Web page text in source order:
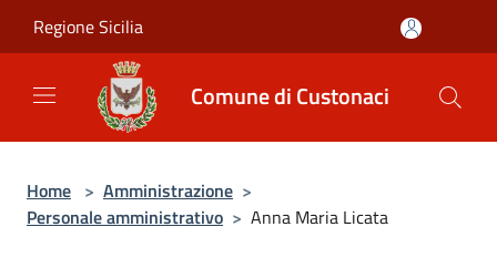
Regione Sicilia
Comune di Custonaci
Home > Amministrazione >
Personale amministrativo > Anna Maria Licata